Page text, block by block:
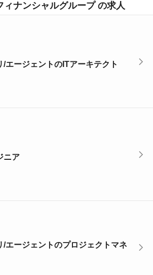
ィナンシャルグループ の求人
エージェントのITアーキテクト
ニア
/エージェントのプロジェクトマネ